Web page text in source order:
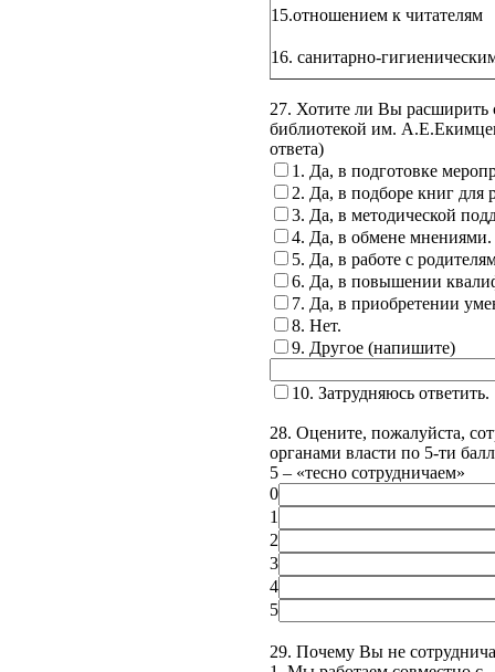
15.отношением к читателям
16. санитарно-
27. Хотите ли Вы расширить
библиотекой им.
ответа)
1. Да, в подготовке
2. Да, в подборе книг для
3. Да, в методической
4. Да, в обмене мнениями.
5. Да, в работе с
6. Да, в повышении
7. Да, в приобретении
8. Нет.
9. Другое (напишите)
10. Затрудняюсь ответить.
28. Оцените, пожалуйста,
органами власти по 5-ти
5 – «тесно сотрудничаем»
0
1
2
3
4
5
29. Почему Вы не